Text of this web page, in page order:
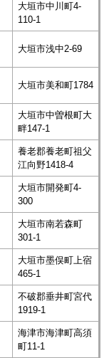
大垣市中川町4-
110-1
大垣市浅中2-69
大垣市美和町1784
大垣市中曽根町大
畔147-1
養老郡養老町祖父
江向野1418-4
大垣市開発町4-
300
大垣市南若森町
301-1
大垣市墨俣町上宿
465-1
不破郡垂井町宮代
1919-1
海津市海津町高須
町11-1